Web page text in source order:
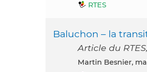
RTES
Baluchon – la
Article du
Martin Besnier,